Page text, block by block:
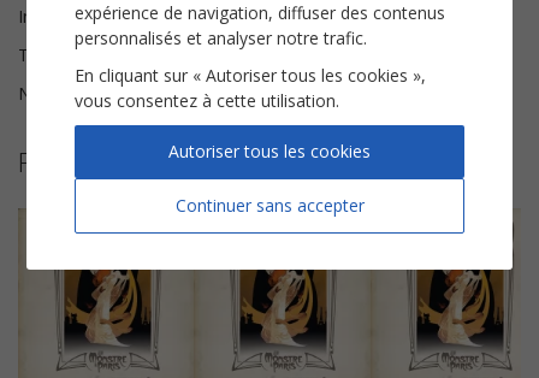
Instrumentation
Chorale SSA
Tonalité
Nombre de pages
7
Plus de partitions de Un monstre à Paris
expérience de navigation, diffuser des contenus
personnalisés et analyser notre trafic.
En cliquant sur « Autoriser tous les cookies »,
vous consentez à cette utilisation.
Continuer sans accepter
Autoriser tous les cookies